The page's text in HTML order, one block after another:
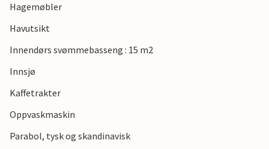
Hagemøbler
Havutsikt
Innendørs svømmebasseng : 15 m2
Innsjø
Kaffetrakter
Oppvaskmaskin
Parabol, tysk og skandinavisk